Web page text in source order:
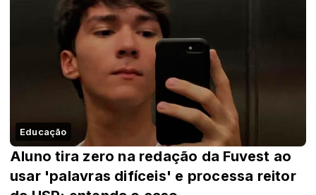
Educação
Aluno tira zero na redação da Fuvest ao
usar 'palavras difíceis' e processa reitor